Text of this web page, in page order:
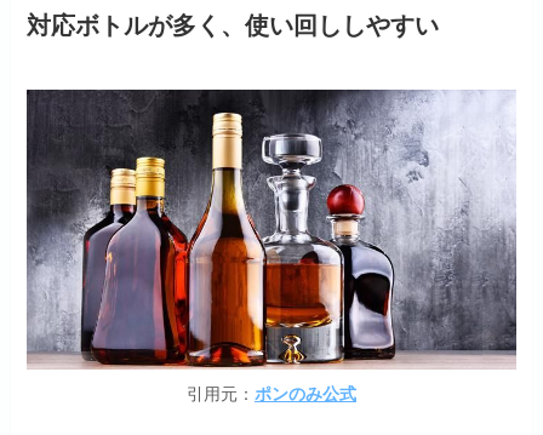
対応ボトルが多く、使い回ししやすい
引用元： ポンのみ公式